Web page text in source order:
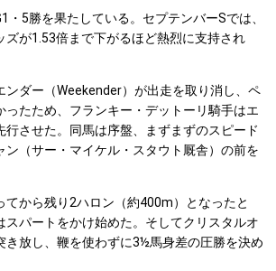
5勝を果たしている。セプテンバーSでは、
ズが1.53倍まで下がるほど熱烈に支持され
ダー（Weekender）が出走を取り消し、ペ
ったため、フランキー・デットーリ騎手はエ
行させた。同馬は序盤、まずまずのスピード
ン（サー・マイケル・スタウト厩舎）の前を
から残り2ハロン（約400m）となったと
スパートをかけ始めた。そしてクリスタルオ
き放し、鞭を使わずに3½馬身差の圧勝を決め